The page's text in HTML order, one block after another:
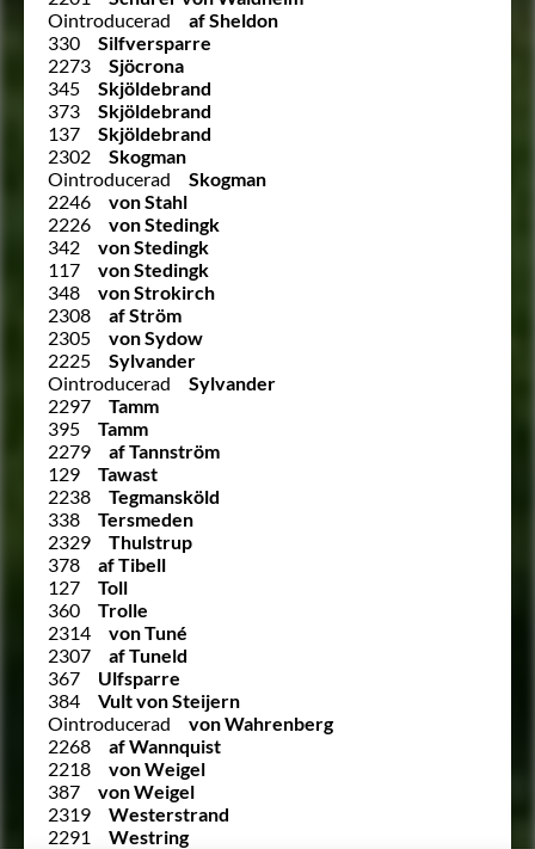
Ointroducerad
af Sheldon
330
Silfversparre
2273
Sjöcrona
345
Skjöldebrand
373
Skjöldebrand
137
Skjöldebrand
2302
Skogman
Ointroducerad
Skogman
2246
von Stahl
2226
von Stedingk
342
von Stedingk
117
von Stedingk
348
von Strokirch
2308
af Ström
2305
von Sydow
2225
Sylvander
Ointroducerad
Sylvander
2297
Tamm
395
Tamm
2279
af Tannström
129
Tawast
2238
Tegmansköld
338
Tersmeden
2329
Thulstrup
378
af Tibell
127
Toll
360
Trolle
2314
von Tuné
2307
af Tuneld
367
Ulfsparre
384
Vult von Steijern
Ointroducerad
von Wahrenberg
2268
af Wannquist
2218
von Weigel
387
von Weigel
2319
Westerstrand
2291
Westring